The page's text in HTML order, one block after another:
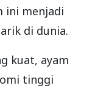
ini menjadi
di dunia.
kuat, ayam
tinggi